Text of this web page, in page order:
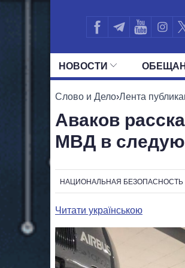
НОВОСТИ
ВСЕ
Слово и Дело›Лента
Аваков
МВД в
НАЦИОНАЛЬНАЯ БЕЗОПАСНОСТЬ
Читати українською